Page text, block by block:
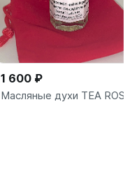
1 600 ₽
Масляные духи TEA ROSE